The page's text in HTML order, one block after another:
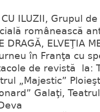
CU ILUZII, Grupul
DRAGĂ, ELVEŢIA
în Franţa cu
de revistă la:
„Majestic”
Galaţi,